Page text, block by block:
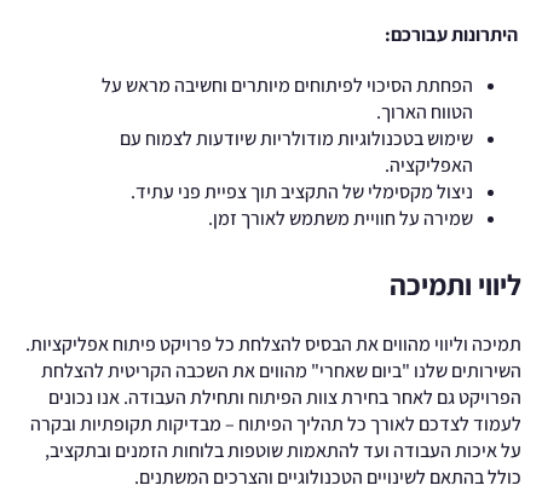
היתרונות עבורכם:
הפחתת הסיכוי לפיתוחים מיותרים וחשיבה מראש על
הטווח הארוך.
שימוש בטכנולוגיות מודולריות שיודעות לצמוח עם
האפליקציה.
ניצול מקסימלי של התקציב תוך צפיית פני עתיד.
שמירה על חוויית משתמש לאורך זמן.
ליווי ותמיכה
תמיכה וליווי מהווים את הבסיס להצלחת כל פרויקט פיתוח אפליקציות.
השירותים שלנו "ביום שאחרי" מהווים את השכבה הקריטית להצלחת
הפרויקט גם לאחר בחירת צוות הפיתוח ותחילת העבודה. אנו נכונים
לעמוד לצדכם לאורך כל תהליך הפיתוח – מבדיקות תקופתיות ובקרה
על איכות העבודה ועד להתאמות שוטפות בלוחות הזמנים ובתקציב,
כולל בהתאם לשינויים הטכנולוגיים והצרכים המשתנים.